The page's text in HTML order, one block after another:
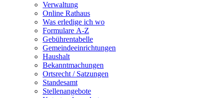
Verwaltung
Online Rathaus
Was erledige ich wo
Formulare A-Z
Gebührentabelle
Gemeindeeinrichtungen
Haushalt
Bekanntmachungen
Ortsrecht / Satzungen
Standesamt
Stellenangebote